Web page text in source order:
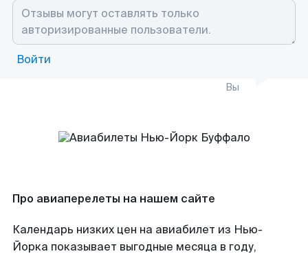
Войти
Вы
Про авиаперелеты на нашем сайте
Календарь низких цен на авиабилет из Нью-
Йорка показывает выгодные месяца в году,